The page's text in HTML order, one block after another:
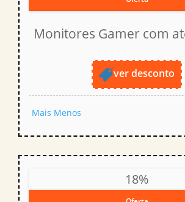
Monitores Gamer com
ver desconto
Mais Menos
18%